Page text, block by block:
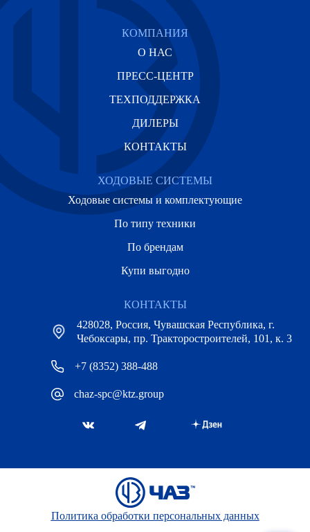
КОМПАНИЯ
О НАС
ПРЕСС-ЦЕНТР
ТЕХПОДДЕРЖКА
ДИЛЕРЫ
КОНТАКТЫ
ХОДОВЫЕ СИСТЕМЫ
Ходовые системы и комплектующие
По типу техники
По брендам
Купи выгодно
КОНТАКТЫ
428028, Россия, Чувашская Республика, г.
Чебоксары, пр. Тракторостроителей, 101, к. 3
+7 (8352) 388-488
chaz-spc@ktz.group
Политика обработки персональных данных